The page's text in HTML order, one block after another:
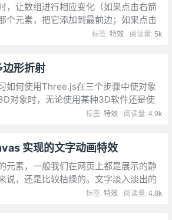
，让数组进行相应变化（如果点击右箭
个元素，把它添加到最前边；如果点击
前边那个元素，把它添加到最后边），
阅读量:5k
标签:特效
边形折射
如何使用Three.js在三个步骤中使对象
对象时，无论使用某种3D软件还是使
示，始终都必须为其分配材料以使其可见
阅读量:4.9k
标签:特效
实现的文字动画特效
元素，一般我们在网页上都是展示的静
说，还是比较枯燥的。文字淡入淡出的
实用，如果有某些关键的文字，可以通
阅读量:4.8k
标签:特效